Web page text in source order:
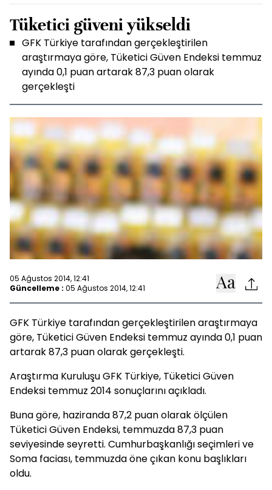
Tüketici güveni yükseldi
GFK Türkiye tarafından gerçekleştirilen
araştırmaya göre, Tüketici Güven Endeksi temmuz
ayında 0,1 puan artarak 87,3 puan olarak
gerçekleşti
05 Ağustos 2014, 12:41
Güncelleme : 05 Ağustos 2014, 12:41
GFK Türkiye tarafından gerçekleştirilen araştırmaya
göre, Tüketici Güven Endeksi temmuz ayında 0,1 puan
artarak 87,3 puan olarak gerçekleşti.
Araştırma Kuruluşu GFK Türkiye, Tüketici Güven
Endeksi temmuz 2014 sonuçlarını açıkladı.
Buna göre, haziranda 87,2 puan olarak ölçülen
Tüketici Güven Endeksi, temmuzda 87,3 puan
seviyesinde seyretti. Cumhurbaşkanlığı seçimleri ve
Soma faciası, temmuzda öne çıkan konu başlıkları
oldu.